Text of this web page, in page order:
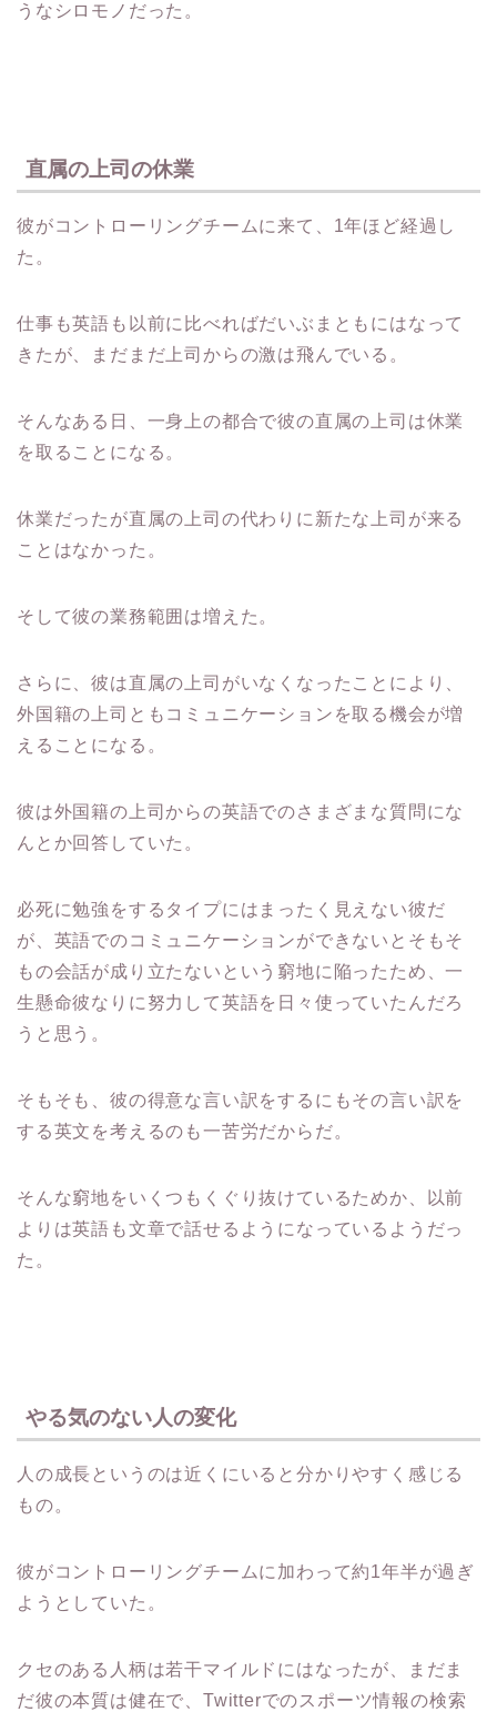
うなシロモノだった。
直属の上司の休業
彼がコントローリングチームに来て、1年ほど経過し
た。
仕事も英語も以前に比べればだいぶまともにはなって
きたが、まだまだ上司からの激は飛んでいる。
そんなある日、一身上の都合で彼の直属の上司は休業
を取ることになる。
休業だったが直属の上司の代わりに新たな上司が来る
ことはなかった。
そして彼の業務範囲は増えた。
さらに、彼は直属の上司がいなくなったことにより、
外国籍の上司ともコミュニケーションを取る機会が増
えることになる。
彼は外国籍の上司からの英語でのさまざまな質問にな
んとか回答していた。
必死に勉強をするタイプにはまったく見えない彼だ
が、英語でのコミュニケーションができないとそもそ
もの会話が成り立たないという窮地に陥ったため、一
生懸命彼なりに努力して英語を日々使っていたんだろ
うと思う。
そもそも、彼の得意な言い訳をするにもその言い訳を
する英文を考えるのも一苦労だからだ。
そんな窮地をいくつもくぐり抜けているためか、以前
よりは英語も文章で話せるようになっているようだっ
た。
やる気のない人の変化
人の成長というのは近くにいると分かりやすく感じる
もの。
彼がコントローリングチームに加わって約1年半が過ぎ
ようとしていた。
クセのある人柄は若干マイルドにはなったが、まだま
だ彼の本質は健在で、Twitterでのスポーツ情報の検索